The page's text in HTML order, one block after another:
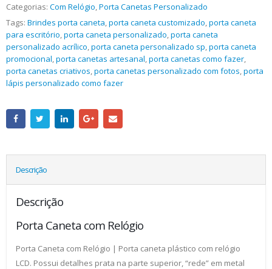
Categorias: Com Relógio Porta Canetas Personalizado
Tags: Brindes porta caneta,porta caneta customizado,porta caneta
para escritório,porta caneta personalizado,porta caneta
personalizado acrílico,porta caneta personalizado sp,porta caneta
promocional,porta canetas artesanal,porta canetas como fazer,
porta canetas criativos,porta canetas personalizado com fotos,porta
lápis personalizado como fazer
Descrição
Descrição
Porta Caneta com Relógio
Porta Caneta com Relógio | Porta caneta plástico com relógio
LCD. Possui detalhes prata na parte superior, “rede” em metal